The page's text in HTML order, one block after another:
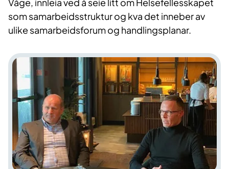
som samarbeidsstruktur og kva det inneber av
ulike samarbeidsforum og handlingsplanar.